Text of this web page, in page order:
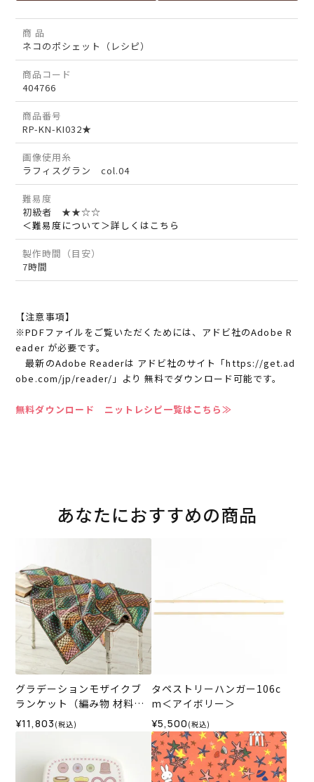
商 品
ネコのポシェット（レシピ）
商品コード
404766
商品番号
RP-KN-KI032★
画像使用糸
ラフィスグラン col.04
難易度
初級者 ★★☆☆
＜難易度について＞詳しくはこちら
製作時間（目安）
7時間
【注意事項】
※PDFファイルをご覧いただくためには、アドビ社のAdobe R
eader が必要です。
最新のAdobe Readerは アドビ社のサイト「https://get.ad
obe.com/jp/reader/」より 無料でダウンロード可能です。
無料ダウンロード ニットレシピ一覧はこちら≫
あなたにおすすめの商品
グラデーションモザイクブ
ランケット（編み物 材料セ
ット）
¥11,803 (税込)
タペストリーハンガー106c
m＜アイボリー＞
¥5,500 (税込)